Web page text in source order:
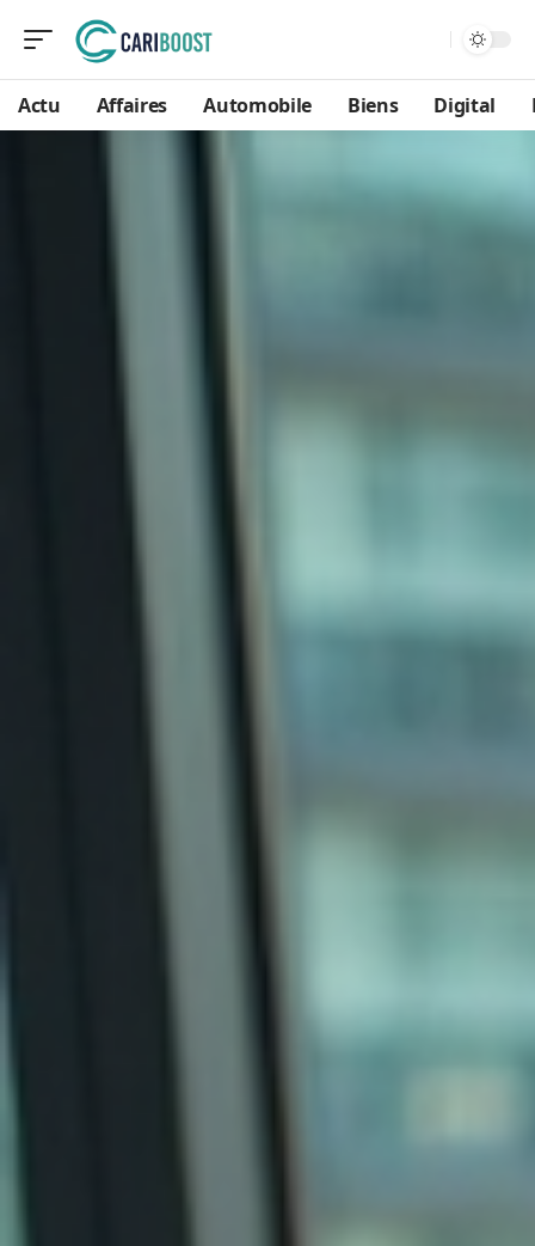
Actu Affaires Automobile Biens Digital